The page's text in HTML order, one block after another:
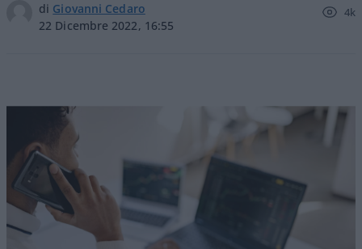
di Giovanni Cedaro
22 Dicembre 2022, 16:55
4k